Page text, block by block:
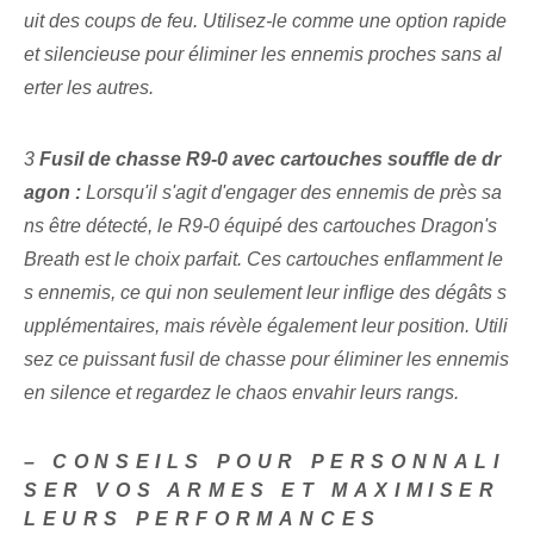
uit des coups de feu. Utilisez-le comme une option rapide
et silencieuse pour éliminer les ennemis proches sans al
erter les autres.
3 ⁤Fusil de chasse R9-0 avec cartouches souffle de dr
agon : Lorsqu'il s'agit d'engager des ennemis de près sa
ns être détecté, le R9-0 équipé des cartouches Dragon's
Breath est le choix parfait. Ces cartouches enflamment le
s ennemis, ce qui non seulement leur inflige des dégâts s
upplémentaires, mais révèle également leur position. Utili
sez ce puissant fusil de chasse pour éliminer les ennemis
en silence et regardez le chaos envahir leurs rangs.
– CONSEILS POUR PERSONNALI
SER VOS ARMES ET MAXIMISER
LEURS PERFORMANCES